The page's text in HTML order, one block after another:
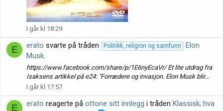
I går kl 18:29
E erato svarte på tråden Politikk, religion og samfunn
Elon
Musk.
https://www.facebook.com/share/p/1E6nyEcaVr/ Et lite utdrag fra
Isaksens artikkel på e24: "Forrædere og invasjon. Elon Musk blir...
I går kl 17:57
E erato reagerte på ottone sitt innlegg i tråden Klassisk; hva